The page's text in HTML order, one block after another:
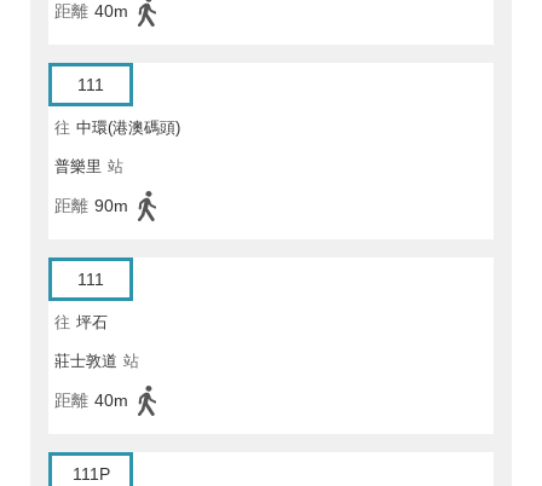
距離 40m
111
往 中環(港澳碼頭)
普樂里 站
距離 90m
111
往 坪石
莊士敦道 站
距離 40m
111P